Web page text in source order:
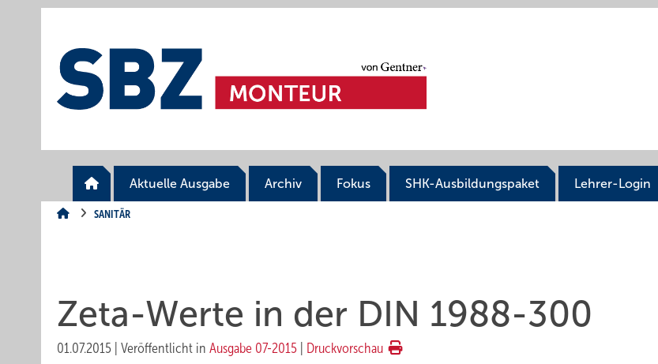
Aktuelle Ausgabe Archiv Fokus SHK-Ausbildungspaket Lehrer-Login
SANITÄR
Zeta-Werte in der DIN 1988-300
01.07.2015 Veröffentlicht in Ausgabe 07-2015 Druckvorschau